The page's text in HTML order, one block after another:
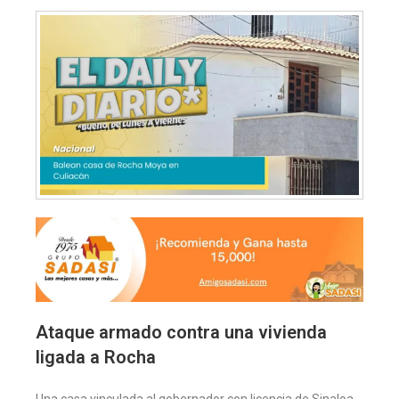
Ataque armado contra una vivienda
ligada a Rocha